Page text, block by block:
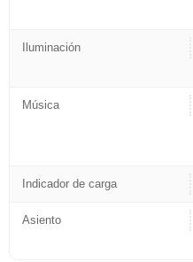
Iluminación
Música
Indicador de carga
Asiento